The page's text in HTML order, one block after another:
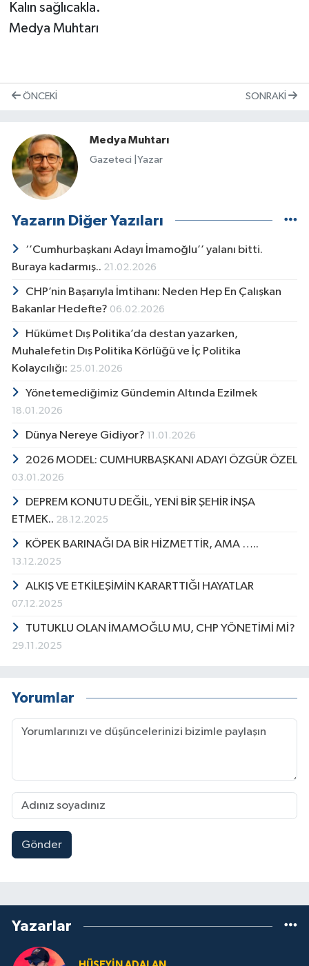
Kalın sağlıcakla.
Medya Muhtarı
ÖNCEKI SONRAKI
Medya Muhtarı
Gazeteci |Yazar
Yazarın Diğer Yazıları
‘’Cumhurbaşkanı Adayı İmamoğlu’’ yalanı bitti.
Buraya kadarmış.. 21.02.2026
CHP’nin Başarıyla İmtihanı: Neden Hep En Çalışkan
Bakanlar Hedefte? 06.02.2026
Hükümet Dış Politika’da destan yazarken,
Muhalefetin Dış Politika Körlüğü ve İç Politika
Kolaycılığı: 25.01.2026
Yönetemediğimiz Gündemin Altında Ezilmek
18.01.2026
Dünya Nereye Gidiyor? 11.01.2026
2026 MODEL: CUMHURBAŞKANI ADAYI ÖZGÜR ÖZEL
03.01.2026
DEPREM KONUTU DEĞİL, YENİ BİR ŞEHİR İNŞA
ETMEK.. 28.12.2025
KÖPEK BARINAĞI DA BİR HİZMETTİR, AMA …..
13.12.2025
ALKIŞ VE ETKİLEŞİMİN KARARTTIĞI HAYATLAR
07.12.2025
TUTUKLU OLAN İMAMOĞLU MU, CHP YÖNETİMİ Mİ?
29.11.2025
Yorumlar
Gönder
Yazarlar